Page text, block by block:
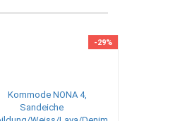
-29%